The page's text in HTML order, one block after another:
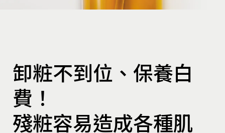
卸粧不到位、保養白
費！
殘粧容易造成各種肌